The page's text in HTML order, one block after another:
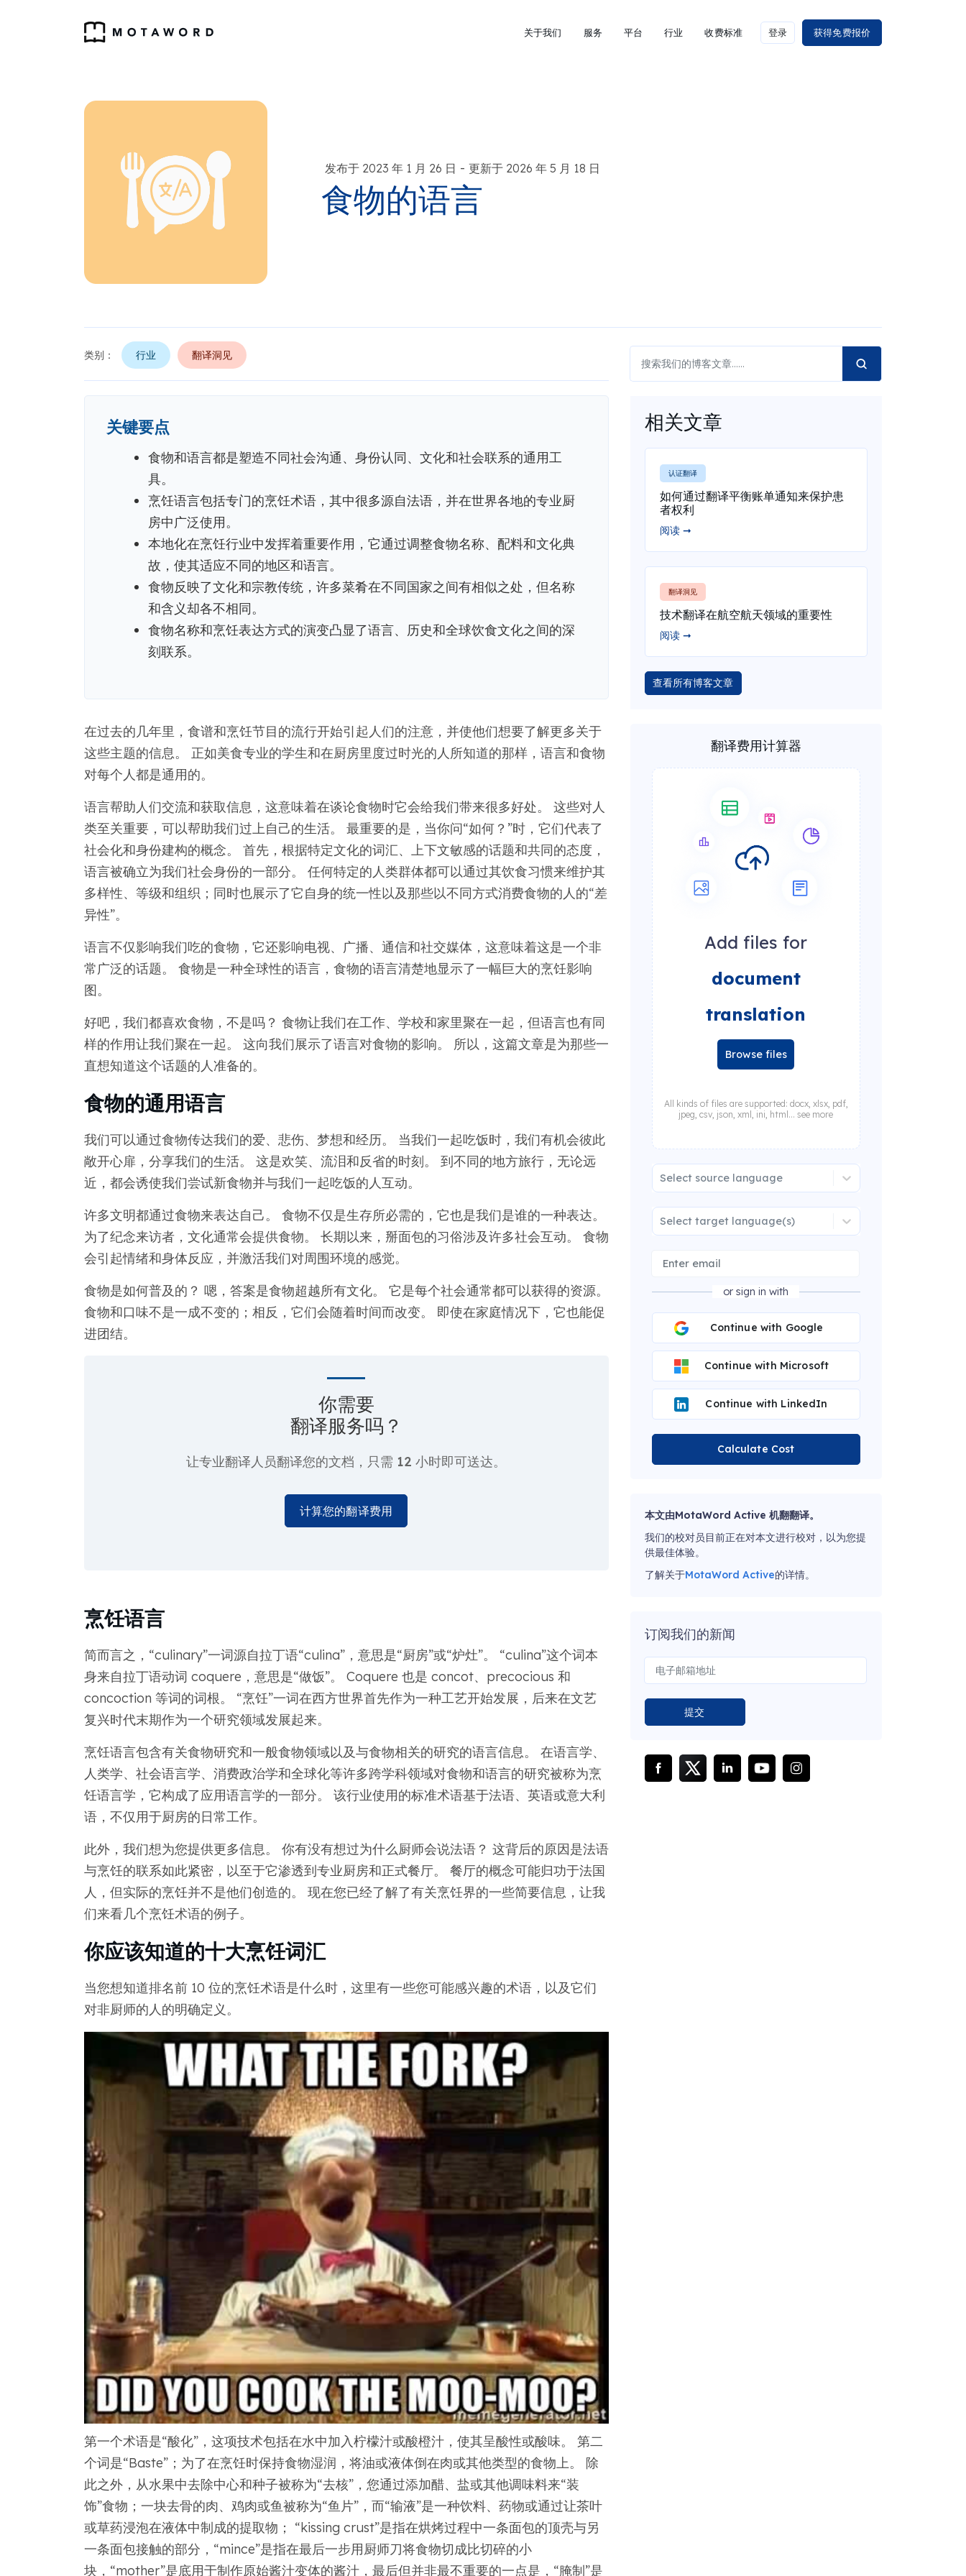
关于我们 服务 平台 行业 收费标准 登录 获得免费报价
发布于 2023 年 1 月 26 日 - 更新于 2026 年 5 月 18 日
食物的语言
类别： 行业 翻译洞见
关键要点
食物和语言都是塑造不同社会沟通、身份认同、文化和社会联系的通用工
具。
烹饪语言包括专门的烹饪术语，其中很多源自法语，并在世界各地的专业厨
房中广泛使用。
本地化在烹饪行业中发挥着重要作用，它通过调整食物名称、配料和文化典
故，使其适应不同的地区和语言。
食物反映了文化和宗教传统，许多菜肴在不同国家之间有相似之处，但名称
和含义却各不相同。
食物名称和烹饪表达方式的演变凸显了语言、历史和全球饮食文化之间的深
刻联系。
在过去的几年里，食谱和烹饪节目的流行开始引起人们的注意，并使他们想要了解更多关于
这些主题的信息。 正如美食专业的学生和在厨房里度过时光的人所知道的那样，语言和食物
对每个人都是通用的。
语言帮助人们交流和获取信息，这意味着在谈论食物时它会给我们带来很多好处。 这些对人
类至关重要，可以帮助我们过上自己的生活。 最重要的是，当你问“如何？”时，它们代表了
社会化和身份建构的概念。 首先，根据特定文化的词汇、上下文敏感的话题和共同的态度，
语言被确立为我们社会身份的一部分。 任何特定的人类群体都可以通过其饮食习惯来维护其
多样性、等级和组织；同时也展示了它自身的统一性以及那些以不同方式消费食物的人的“差
异性”。
语言不仅影响我们吃的食物，它还影响电视、广播、通信和社交媒体，这意味着这是一个非
常广泛的话题。 食物是一种全球性的语言，食物的语言清楚地显示了一幅巨大的烹饪影响
图。
好吧，我们都喜欢食物，不是吗？ 食物让我们在工作、学校和家里聚在一起，但语言也有同
样的作用让我们聚在一起。 这向我们展示了语言对食物的影响。 所以，这篇文章是为那些一
直想知道这个话题的人准备的。
食物的通用语言
我们可以通过食物传达我们的爱、悲伤、梦想和经历。 当我们一起吃饭时，我们有机会彼此
敞开心扉，分享我们的生活。 这是欢笑、流泪和反省的时刻。 到不同的地方旅行，无论远
近，都会诱使我们尝试新食物并与我们一起吃饭的人互动。
许多文明都通过食物来表达自己。 食物不仅是生存所必需的，它也是我们是谁的一种表达。
为了纪念来访者，文化通常会提供食物。 长期以来，掰面包的习俗涉及许多社会互动。 食物
会引起情绪和身体反应，并激活我们对周围环境的感觉。
食物是如何普及的？ 嗯，答案是食物超越所有文化。 它是每个社会通常都可以获得的资源。
食物和口味不是一成不变的；相反，它们会随着时间而改变。 即使在家庭情况下，它也能促
进团结。
你需要
翻译服务吗？
让专业翻译人员翻译您的文档，只需 12 小时即可送达。
计算您的翻译费用
烹饪语言
简而言之，“culinary”一词源自拉丁语“culina”，意思是“厨房”或“炉灶”。 “culina”这个词本
身来自拉丁语动词 coquere，意思是“做饭”。 Coquere 也是 concot、precocious 和
concoction 等词的词根。 “烹饪”一词在西方世界首先作为一种工艺开始发展，后来在文艺
复兴时代末期作为一个研究领域发展起来。
烹饪语言包含有关食物研究和一般食物领域以及与食物相关的研究的语言信息。 在语言学、
人类学、社会语言学、消费政治学和全球化等许多跨学科领域对食物和语言的研究被称为烹
饪语言学，它构成了应用语言学的一部分。 该行业使用的标准术语基于法语、英语或意大利
语，不仅用于厨房的日常工作。
此外，我们想为您提供更多信息。 你有没有想过为什么厨师会说法语？ 这背后的原因是法语
与烹饪的联系如此紧密，以至于它渗透到专业厨房和正式餐厅。 餐厅的概念可能归功于法国
人，但实际的烹饪并不是他们创造的。 现在您已经了解了有关烹饪界的一些简要信息，让我
们来看几个烹饪术语的例子。
你应该知道的十大烹饪词汇
当您想知道排名前 10 位的烹饪术语是什么时，这里有一些您可能感兴趣的术语，以及它们
对非厨师的人的明确定义。
第一个术语是“酸化”，这项技术包括在水中加入柠檬汁或酸橙汁，使其呈酸性或酸味。 第二
个词是“Baste”；为了在烹饪时保持食物湿润，将油或液体倒在肉或其他类型的食物上。 除
此之外，从水果中去除中心和种子被称为“去核”，您通过添加醋、盐或其他调味料来“装
饰”食物；一块去骨的肉、鸡肉或鱼被称为“鱼片”，而“输液”是一种饮料、药物或通过让茶叶
或草药浸泡在液体中制成的提取物； “kissing crust”是指在烘烤过程中一条面包的顶壳与另
一条面包接触的部分，“mince”是指在最后一步用厨师刀将食物切成比切碎的小
块，“mother”是底用于制作原始酱汁变体的酱汁，最后但并非最不重要的一点是，“腌制”是
相关文章
认证翻译
如何通过翻译平衡账单通知来保护患
者权利
阅读 ➞
翻译洞见
技术翻译在航空航天领域的重要性
阅读 ➞
查看所有博客文章
翻译费用计算器
Add files for
document
translation
Browse files
All kinds of files are supported: docx, xlsx, pdf,
jpeg, csv, json, xml, ini, html... see more
Select source language
Select target language(s)
or sign in with
Continue with Google
Continue with Microsoft
Continue with LinkedIn
Calculate Cost
本文由MotaWord Active 机翻翻译。
我们的校对员目前正在对本文进行校对，以为您提
供最佳体验。
了解关于MotaWord Active的详情。
订阅我们的新闻
提交